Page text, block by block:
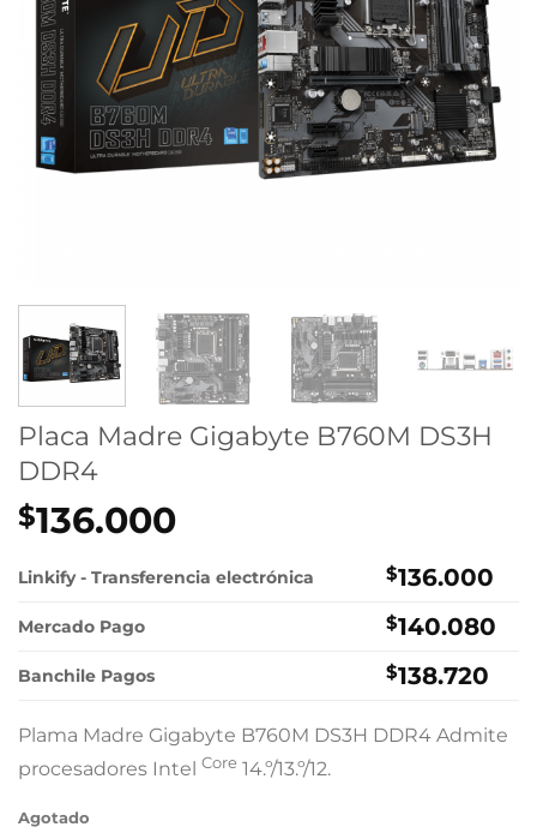
Placa Madre Gigabyte B760M DS3H
DDR4
$136.000
Linkify - Transferencia electrónica $136.000
Mercado Pago $140.080
Banchile Pagos $138.720
Plama Madre Gigabyte B760M DS3H DDR4 Admite
procesadores Intel Core 14.º/13.º/12.
Agotado